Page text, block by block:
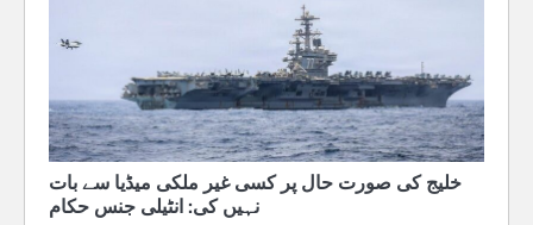
خلیج کی صورت حال پر کسی غیر ملکی میڈیا سے بات
نہیں کی: انٹیلی جنس حکام